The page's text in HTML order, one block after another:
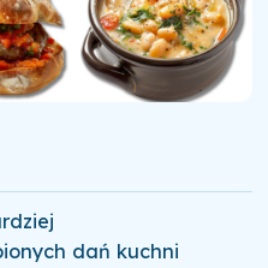
dań kuchni